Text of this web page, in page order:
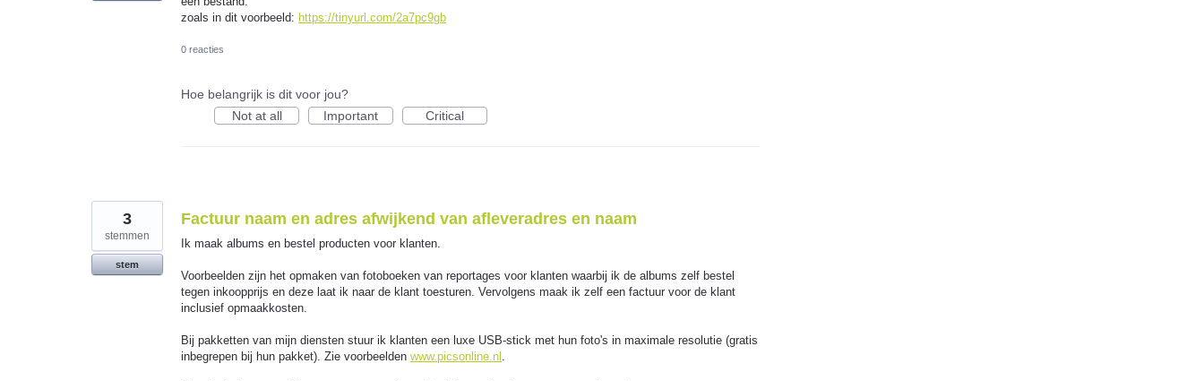
zoals in dit voorbeeld: https://tinyurl.com/2a7pc9gb
0 reacties
Hoe belangrijk is dit voor jou?
Not at all
Important Critical
Factuur naam en adres afwijkend van afleveradres en naam
Ik maak albums en bestel producten voor klanten.
Voorbeelden zijn het opmaken van fotoboeken van reportages voor klanten waarbij ik de albums zelf bestel
tegen inkoopprijs en deze laat ik naar de klant toesturen. Vervolgens maak ik zelf een factuur voor de klant
inclusief opmaakkosten.
Bij pakketten van mijn diensten stuur ik klanten een luxe USB-stick met hun foto's in maximale resolutie (gratis
inbegrepen bij hun pakket). Zie voorbeelden www.picsonline.nl
3
stemmen
stem